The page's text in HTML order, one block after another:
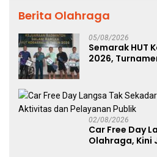
Berita Olahraga
05/08/2026
Semarak HUT
2026,
02/08/2026
Car Free Day
Olahraga, Kini